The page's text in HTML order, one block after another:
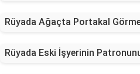
Rüyada Ağaçta Portakal
Rüyada Eski İşyerinin